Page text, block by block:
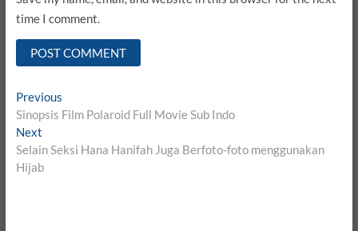
time I comment.
Post
navigation
PreviousPrevious
post:
Sinopsis Film Polaroid Full Movie Sub Indo
NextNext
post:
Selain Seksi Hana Hanifah Juga Berfoto-foto menggunakan
Hijab